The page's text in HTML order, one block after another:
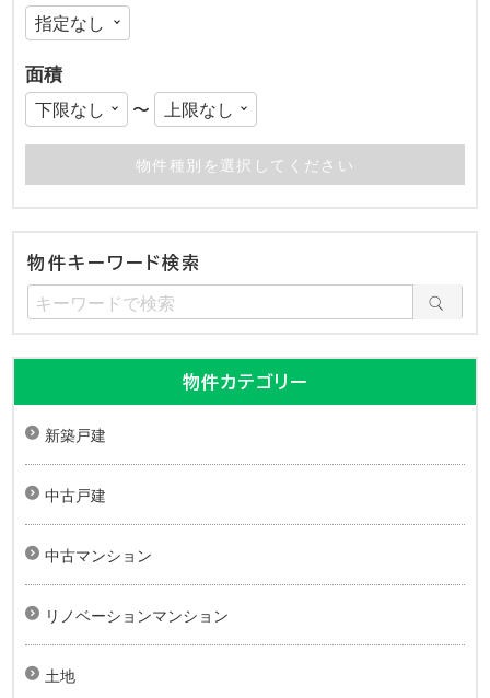
面積
〜
物件キーワード検索
物件カテゴリー
新築戸建
中古戸建
中古マンション
リノベーションマンション
土地